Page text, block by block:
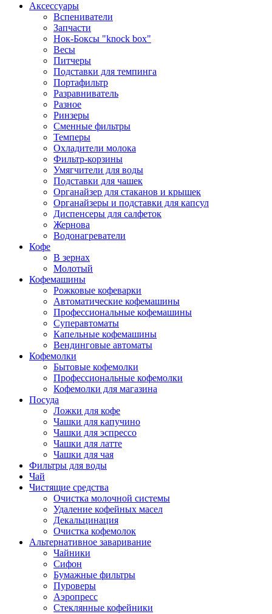
Аксессуары
Вспениватели
Запчасти
Нок-Боксы "knock box"
Весы
Питчеры
Подставки для темпинга
Портафильтр
Разравниватель
Разное
Ринзеры
Сменные фильтры
Темперы
Охладители молока
Фильтр-корзины
Умягчители для воды
Подставки для чашек
Органайзер для стаканов и крышек
Органайзеры и подставки для капсул
Диспенсеры для салфеток
Жернова
Водонагреватели
Кофе
В зернах
Молотый
Кофемашины
Рожковые кофеварки
Автоматические кофемашины
Профессиональные кофемашины
Суперавтоматы
Капельные кофемашины
Вендинговые автоматы
Кофемолки
Бытовые кофемолки
Профессиональные кофемолки
Кофемолки для магазина
Посуда
Ложки для кофе
Чашки для капучино
Чашки для эспрессо
Чашки для латте
Чашки для чая
Фильтры для воды
Чай
Чистящие средства
Очистка молочной системы
Удаление кофейных масел
Декальцинация
Очистка кофемолок
Альтернативное заваривание
Чайники
Сифон
Бумажные фильтры
Пуроверы
Аэропресс
Стеклянные кофейники